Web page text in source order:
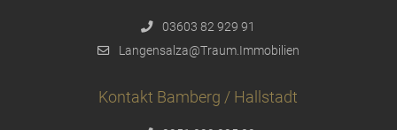
03603 82 929 91
Langensalza@Traum.Immobilien
Kontakt Bamberg / Hallstadt